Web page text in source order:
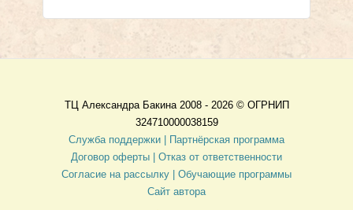
ТЦ Александра Бакина 2008 - 2026 © ОГРНИП
324710000038159
Служба поддержки |
Партнёрская программа
Договор оферты
| Отказ от ответственности
Согласие на рассылку | Обучающие программы
Сайт автора